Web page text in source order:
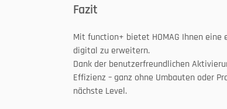
Fazit
Mit function+ bietet HOMAG Ihnen
digital zu erweitern.
Dank der benutzerfreundlichen
Effizienz – ganz ohne Umbauten oder
nächste Level.